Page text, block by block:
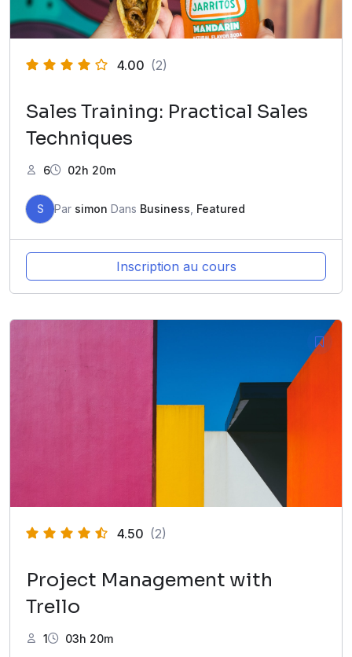
4.00 (2)
Sales Training: Practical Sales
Techniques
6 02h 20m
S Par simon Dans Business Featured
Inscription au cours
4.50 (2)
Project Management with
Trello
1 03h 20m